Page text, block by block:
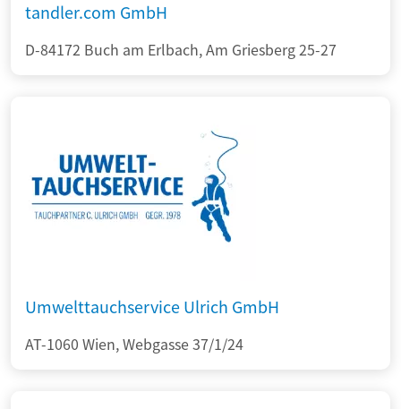
tandler.com GmbH
D-84172 Buch am Erlbach, Am Griesberg 25-27
Umwelttauchservice Ulrich GmbH
AT-1060 Wien, Webgasse 37/1/24